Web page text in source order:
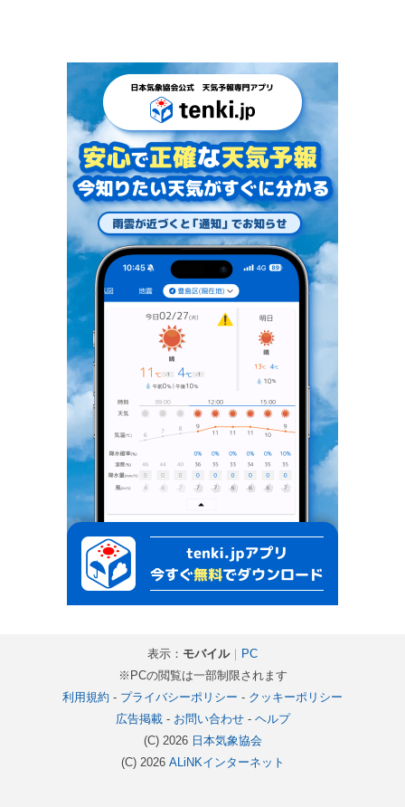
表示： モバイル｜ PC
※PCの閲覧は一部制限されます
利用規約 - プライバシーポリシー - クッキーポリシー
広告掲載- お問い合わせ- ヘルプ
(C) 2026 日本気象協会
(C) 2026 ALiNKインターネット